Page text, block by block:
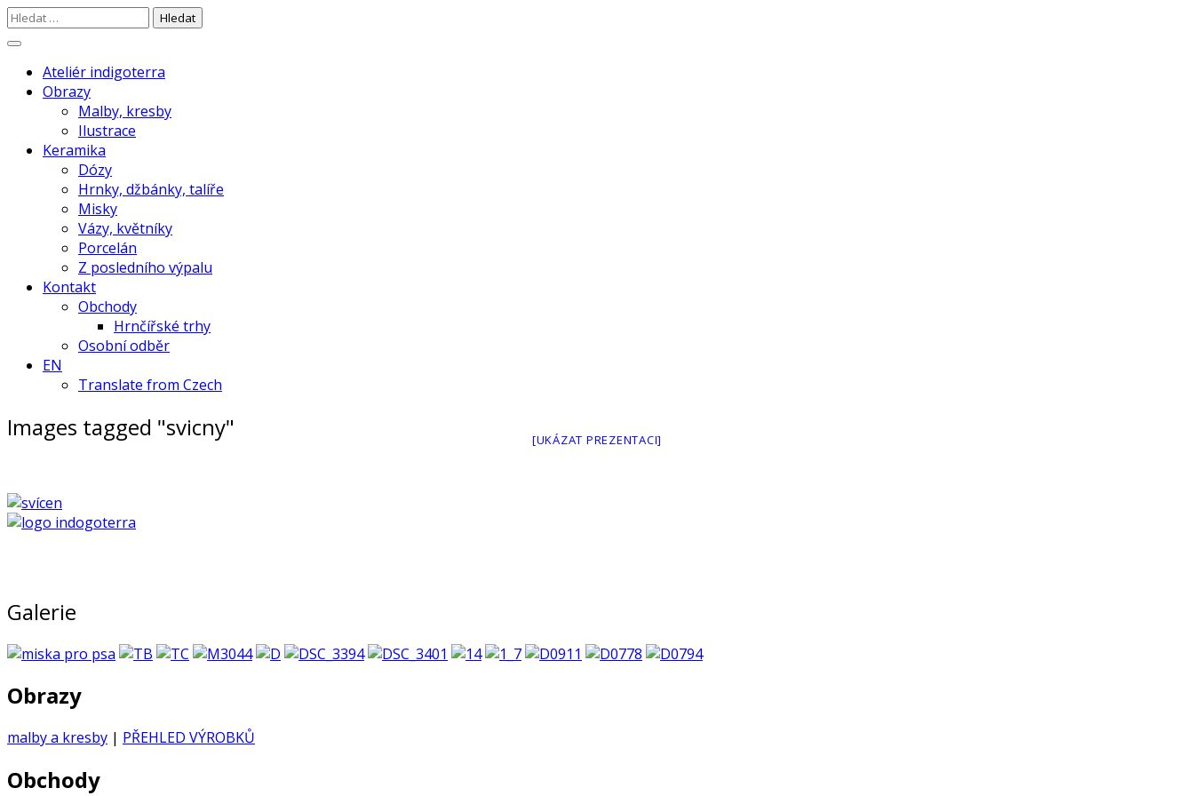
Skip
Vyhledávání
Ateliér indigoterra – Radka Havlíčková
autorská keramika z Chaber | točená na kruhu a pálená v el. peci, glazovaná kamenina a porcelán, malované
engobou |
Ateliér indigoterra
Obrazy
Malby, kresby
Ilustrace
Keramika
Dózy
Hrnky, džbánky, talíře
Misky
Vázy, květníky
Porcelán
Z posledního výpalu
Kontakt
Obchody
Hrnčířské trhy
Osobní odběr
EN
Translate from Czech
Images tagged "svicny" [UKÁZAT PREZENTACI]
Galerie
Obrazy
malby a kresby | PŘEHLED VÝROBKŮ
Obchody